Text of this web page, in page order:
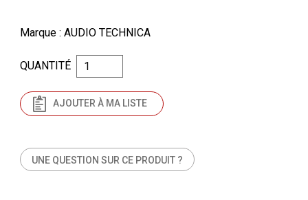
Marque : AUDIO TECHNICA
UNE QUESTION SUR CE PRODUIT ?
QUANTITÉ
AJOUTER À MA LISTE